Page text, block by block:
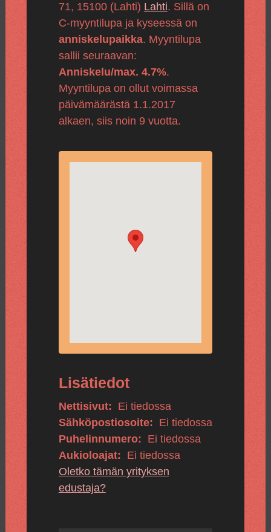
71, 15100 (Lahti) Lahti. Sillä on
C-myyntilupa ja kyseessä on
anniskelupaikka. Myyntilupa
sallii seuraavan:
Anniskelu/max. 4.7%.
Myyntilupa on ollut voimassa
päivämäärästä 1.1.2017
alkaen, siis noin 9 vuotta.
Lisätiedot
Nettisivut: Ei tiedossa
Sähköpostiosoite: Ei tiedossa
Puhelinnumero: Ei tiedossa
Aukioloajat: Ei tiedossa
Oletko tämän yrityksen
edustaja?